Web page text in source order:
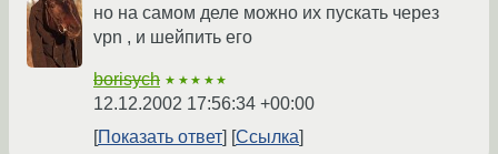
но на самом деле можно их пускать через
vpn , и шейпить его
borisych ★★★★★
12.12.2002 17:56:34 +00:00
Показать ответ
Ссылка